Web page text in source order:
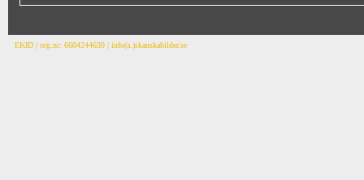
EKID | org.nr: 6604244639 | info(a.)skanskabilder.se